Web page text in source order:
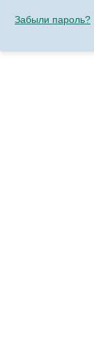
Забыли пароль?